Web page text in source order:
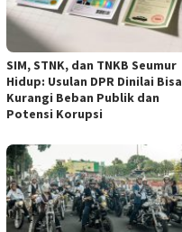
SIM, STNK, dan TNKB Seumur
Hidup: Usulan DPR Dinilai Bisa
Kurangi Beban Publik dan
Potensi Korupsi